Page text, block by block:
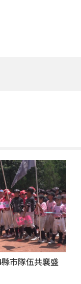
市隊伍共襄盛